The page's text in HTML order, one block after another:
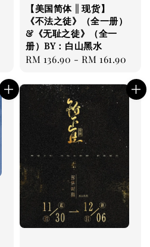
【美国简体 || 现货】
《不法之徒》（全一册）
&《无耻之徒》（全一
册）BY：白山黑水
Regular
RM 136.90 -RM 161.90